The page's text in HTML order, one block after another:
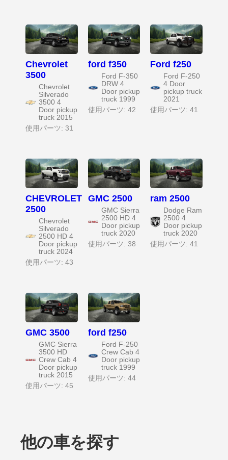
Chevrolet
3500
Chevrolet
Silverado
3500 4
Door pickup
truck 2015
使用パーツ: 31
ford f350
Ford F-350
DRW 4
Door pickup
truck 1999
使用パーツ: 42
Ford f250
Ford F-250
4 Door
pickup truck
2021
使用パーツ: 41
CHEVROLET
2500
Chevrolet
Silverado
2500 HD 4
Door pickup
truck 2024
使用パーツ: 43
GMC 2500
GMC Sierra
2500 HD 4
Door pickup
truck 2020
使用パーツ: 38
ram 2500
Dodge Ram
2500 4
Door pickup
truck 2020
使用パーツ: 41
GMC 3500
GMC Sierra
3500 HD
Crew Cab 4
Door pickup
truck 2015
使用パーツ: 45
ford f250
Ford F-250
Crew Cab 4
Door pickup
truck 1999
使用パーツ: 44
他の車を探す